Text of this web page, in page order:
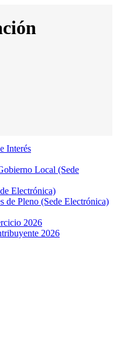
Interés
Local (Sede
Electrónica)
de Pleno (Sede Electrónica)
2026
2026
Punto de Información
a este Ayuntamiento a
protegidos de los bienes
certificación de la
bienes inmuebles en la
de datos
a través de la web de